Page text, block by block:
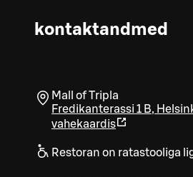
kontaktandmed
Mall of Tripla
Fredikanterassi 1 B,
vahekaardis
Restoran on ratastooliga